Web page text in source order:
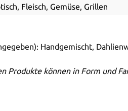
Fleisch, Gemüse, Grillen
Handgemischt,
Produkte können in Form und